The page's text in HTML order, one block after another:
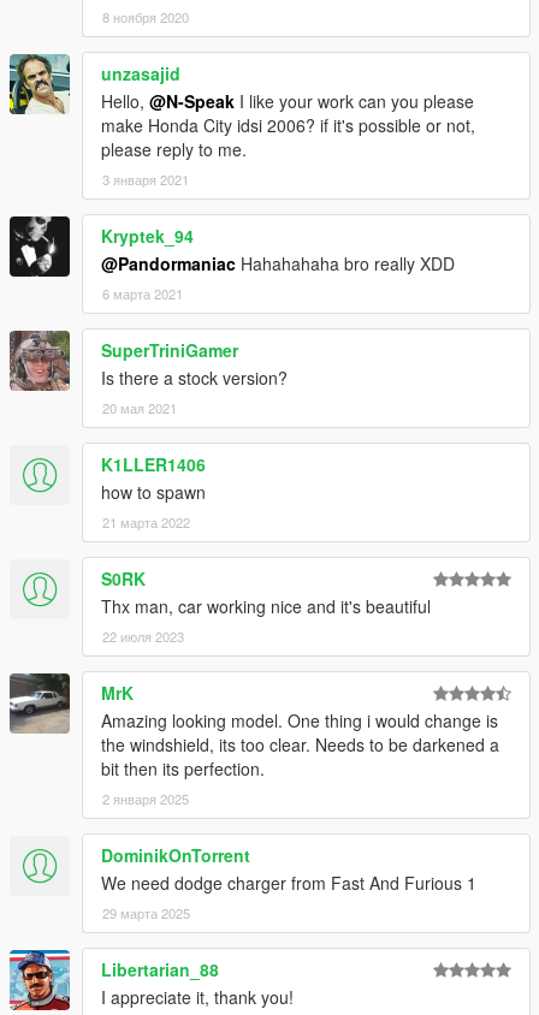
8 ноября 2020
unzasajid
Hello, @N-Speak I like your work can you please
make Honda City idsi 2006? if it's possible or not,
please reply to me.
3 января 2021
Kryptek_94
@Pandormaniac Hahahahaha bro really XDD
6 марта 2021
SuperTriniGamer
Is there a stock version?
20 мая 2021
K1LLER1406
how to spawn
21 марта 2022
S0RK
Thx man, car working nice and it's beautiful
22 июля 2023
MrK
Amazing looking model. One thing i would change is
the windshield, its too clear. Needs to be darkened a
bit then its perfection.
2 января 2025
DominikOnTorrent
We need dodge charger from Fast And Furious 1
29 марта 2025
Libertarian_88
I appreciate it, thank you!